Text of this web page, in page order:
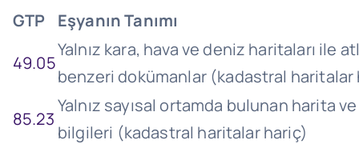
GTP
Eşyanın Tanımı
49.05
Yalnız kara, hava ve deniz haritaları ile
benzeri dokümanlar (kadastral haritalar
85.23
Yalnız sayısal ortamda bulunan harita
bilgileri (kadastral haritalar hariç)